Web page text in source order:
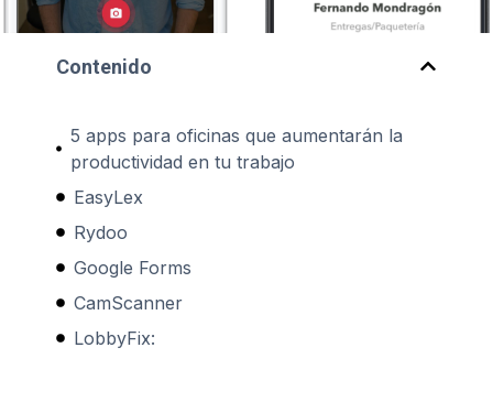
Contenido
5 apps para oficinas que aumentarán la
productividad en tu trabajo
EasyLex
Rydoo
Google Forms
CamScanner
LobbyFix: